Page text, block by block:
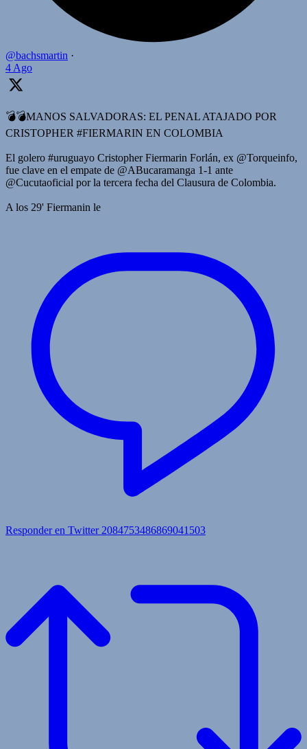
@bachsmartin ·
4 Ago
💣💣MANOS SALVADORAS: EL PENAL ATAJADO POR
CRISTOPHER #FIERMARIN EN COLOMBIA
El golero #uruguayo Cristopher Fiermarin Forlán, ex @Torqueinfo,
fue clave en el empate de @ABucaramanga 1-1 ante
@Cucutaoficial por la tercera fecha del Clausura de Colombia.
A los 29' Fiermanin le
Responder en Twitter 2084753486869041503